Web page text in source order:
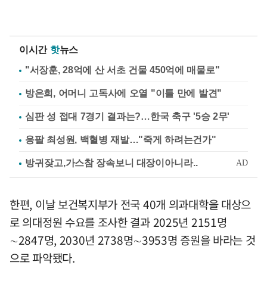
이시간 핫뉴스
"서장훈, 28억에 산 서초 건물 450억에 매물로"
방은희, 어머니 고독사에 오열 "이틀 만에 발견"
심판 성 접대 7경기 결과는?…한국 축구 '5승 2무'
응팔 최성원, 백혈병 재발…"죽게 하려는건가"
한편, 이날 보건복지부가 전국 40개 의과대학을 대상으
로 의대정원 수요를 조사한 결과 2025년 2151명
∼2847명, 2030년 2738명∼3953명 증원을 바라는 것
으로 파악됐다.